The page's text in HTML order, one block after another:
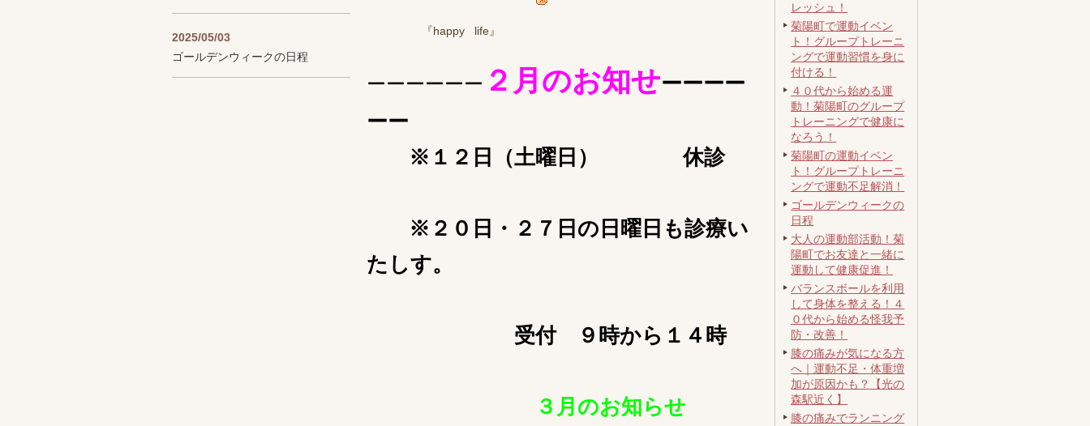
『happy life』
ーーーーーー ２月のお知せーーーー
ーー
※１２日（土曜日） 休診
※２０日・２７日の日曜日も診療い
たしす。
受付 ９時から１４時
３月のお知らせ
レッシュ！
菊陽町で運動イベン
ト！グループトレーニ
ングで運動習慣を身に
付ける！
４０代から始める運
動！菊陽町のグループ
トレーニングで健康に
なろう！
菊陽町の運動イベン
ト！グループトレーニ
ングで運動不足解消！
ゴールデンウィークの
日程
大人の運動部活動！菊
陽町でお友達と一緒に
運動して健康促進！
バランスボールを利用
して身体を整える！４
０代から始める怪我予
防・改善！
膝の痛みが気になる方
へ｜運動不足・体重増
加が原因かも？【光の
森駅近く】
膝の痛みでランニング
2025/05/03
ゴールデンウィークの日程